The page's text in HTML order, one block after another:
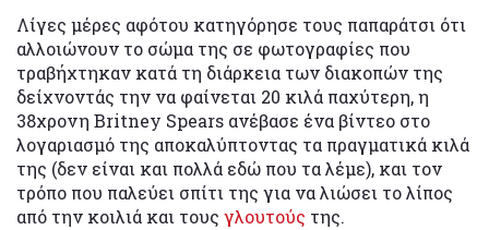
Λίγες μέρες αφότου κατηγόρησε τους παπαράτσι ότι
αλλοιώνουν το σώμα της σε φωτογραφίες που
τραβήχτηκαν κατά τη διάρκεια των διακοπών της
δείχνοντάς την να φαίνεται 20 κιλά παχύτερη, η
38χρονη Britney Spears ανέβασε ένα βίντεο στο
λογαριασμό της αποκαλύπτοντας τα πραγματικά κιλά
της (δεν είναι και πολλά εδώ που τα λέμε), και τον
τρόπο που παλεύει σπίτι της για να λιώσει το λίπος
από την κοιλιά και τους γλουτούς της.